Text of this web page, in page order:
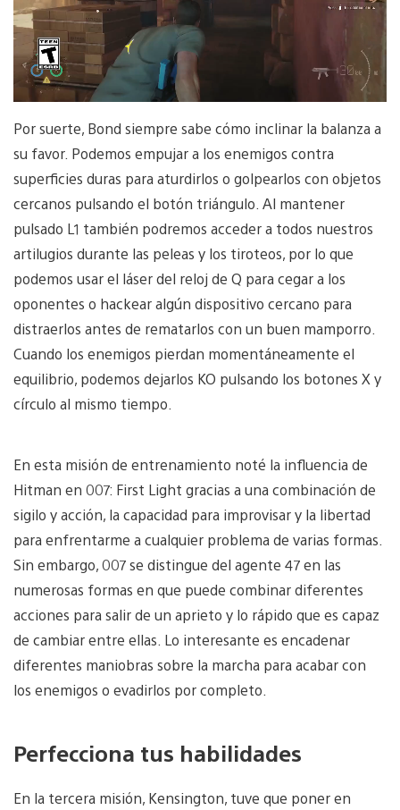
Por suerte, Bond siempre sabe cómo inclinar la balanza a
su favor. Podemos empujar a los enemigos contra
superficies duras para aturdirlos o golpearlos con objetos
cercanos pulsando el botón triángulo. Al mantener
pulsado L1 también podremos acceder a todos nuestros
artilugios durante las peleas y los tiroteos, por lo que
podemos usar el láser del reloj de Q para cegar a los
oponentes o hackear algún dispositivo cercano para
distraerlos antes de rematarlos con un buen mamporro.
Cuando los enemigos pierdan momentáneamente el
equilibrio, podemos dejarlos KO pulsando los botones X y
círculo al mismo tiempo.
En esta misión de entrenamiento noté la influencia de
Hitman en 007: First Light gracias a una combinación de
sigilo y acción, la capacidad para improvisar y la libertad
para enfrentarme a cualquier problema de varias formas.
Sin embargo, 007 se distingue del agente 47 en las
numerosas formas en que puede combinar diferentes
acciones para salir de un aprieto y lo rápido que es capaz
de cambiar entre ellas. Lo interesante es encadenar
diferentes maniobras sobre la marcha para acabar con
los enemigos o evadirlos por completo.
Perfecciona tus habilidades
En la tercera misión, Kensington, tuve que poner en